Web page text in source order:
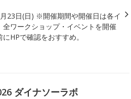
23日(日) ※開催期間や開催日は各イ
ワークショップ・イベントを開催
HPで確認をおすすめ。
ダイナソーラボ